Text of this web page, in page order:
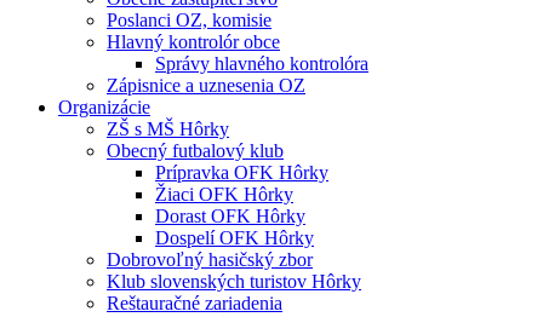
Poslanci OZ, komisie
Hlavný kontrolór obce
Správy hlavného kontrolóra
Zápisnice a uznesenia OZ
Organizácie
ZŠ s MŠ Hôrky
Obecný futbalový klub
Prípravka OFK Hôrky
Žiaci OFK Hôrky
Dorast OFK Hôrky
Dospelí OFK Hôrky
Dobrovoľný hasičský zbor
Klub slovenských turistov Hôrky
Reštauračné zariadenia